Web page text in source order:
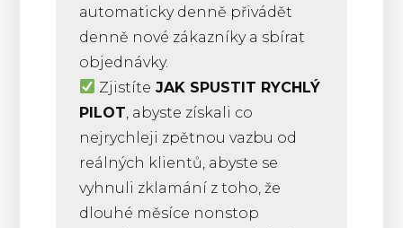
automaticky denně přivádět
denně nové zákazníky a sbírat
objednávky.
Zjistíte JAK SPUSTIT RYCHLÝ
PILOT , abyste získali co
nejrychleji zpětnou vazbu od
reálných klientů, abyste se
vyhnuli zklamání z toho, že
dlouhé měsíce nonstop